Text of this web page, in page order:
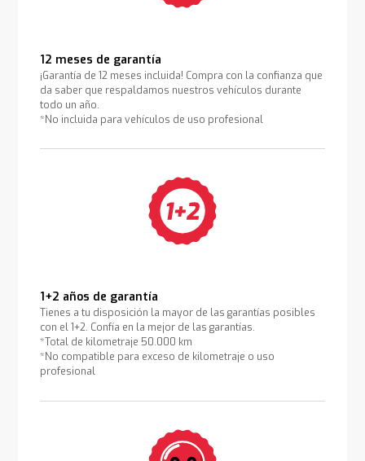
12 meses de garantía
¡Garantía de 12 meses incluida! Compra con la confianza que
da saber que respaldamos nuestros vehículos durante
todo un año.
*No incluida para vehículos de uso profesional
1+2 años de garantía
Tienes a tu disposición la mayor de las garantías posibles
con el 1+2. Confía en la mejor de las garantías.
*Total de kilometraje 50.000 km
*No compatible para exceso de kilometraje o uso
profesional